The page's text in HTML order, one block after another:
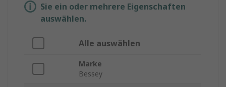
Sie ein oder mehrere Eigenschaften
auswählen.
Alle auswählen
Marke
Bessey